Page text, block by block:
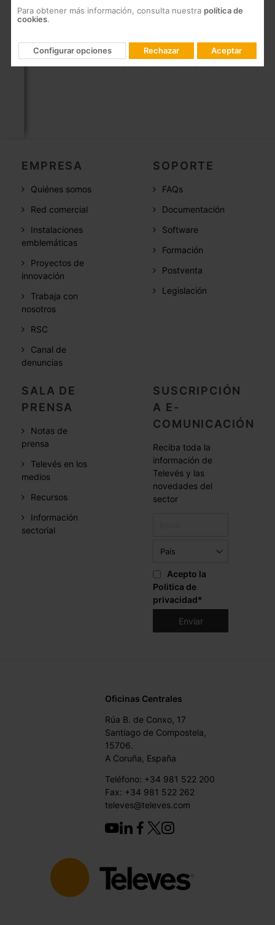
Consumo reducido
salida
Diseño, calidad y fabricación europea
EMPRESA
Quiénes somos
Red comercial
Instalaciones
emblemáticas
Proyectos de
innovación
Trabaja con
nosotros
RSC
Canal de
denuncias
SOPORTE
FAQs
Documentación
Software
Formación
Postventa
Legislación
SALA DE
PRENSA
Notas de
prensa
Televés en los
medios
Recursos
Información
sectorial
SUSCRIPCIÓN
A E-
COMUNICACIÓN
Reciba toda la
información de
Televés y las
novedades del
sector
Acepto la
Politica de
privacidad*
Oficinas Centrales
Rúa B. de Conxo, 17
Santiago de Compostela,
15706.
A Coruña, España
Teléfono: +34 981 522 200
Fax: +34 981 522 262
televes@televes.com
Para obtener más información, consulta nuestra política de
cookies.
Configurar opciones Rechazar Aceptar